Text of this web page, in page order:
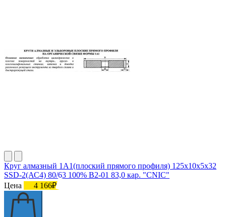
Круг алмазный 1А1(плоский прямого профиля) 125х10х5х32
SSD-2(АС4) 80/63 100% В2-01 83,0 кар. "CNIC"
Цена
4 166₽